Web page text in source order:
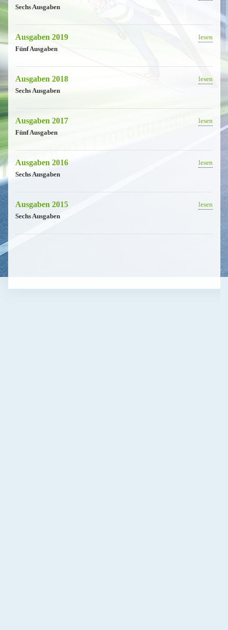
Sechs Ausgaben
lesen
Ausgaben 2019
Fünf Ausgaben
lesen
Ausgaben 2018
Sechs Ausgaben
lesen
Ausgaben 2017
Fünf Ausgaben
lesen
Ausgaben 2016
Sechs Ausgaben
lesen
Ausgaben 2015
Sechs Ausgaben